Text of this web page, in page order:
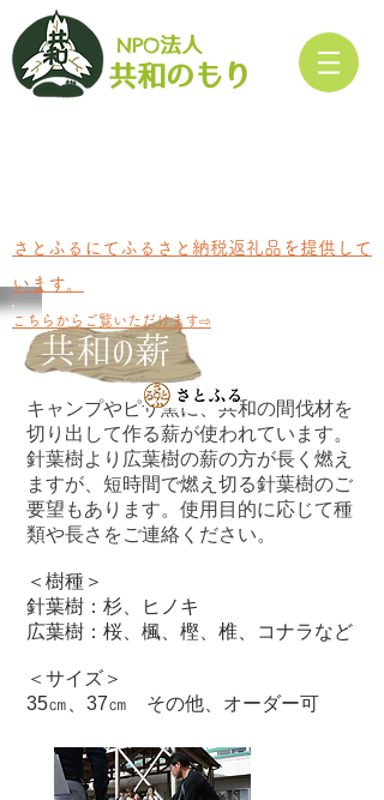
NPO法人​
共和のもり
さとふるにてふるさと納税返礼品を提供して
います。
​こちらからご覧いただけます⇨
​キャンプやピザ窯に、共和の間伐材を
切り出して作る薪が使われています。
針葉樹より広葉樹の薪の方が長く燃え
ますが、短時間で燃え切る針葉樹のご
要望もあります。使用目的に応じて種
類や長さをご連絡ください。
＜樹種​＞
針葉樹：杉、ヒノキ
広葉樹：桜、楓、樫、椎、コナラなど
＜サイズ＞
35㎝、37㎝ その他、オーダー可
共和の薪